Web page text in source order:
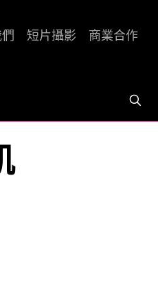
短片攝影 商業合作